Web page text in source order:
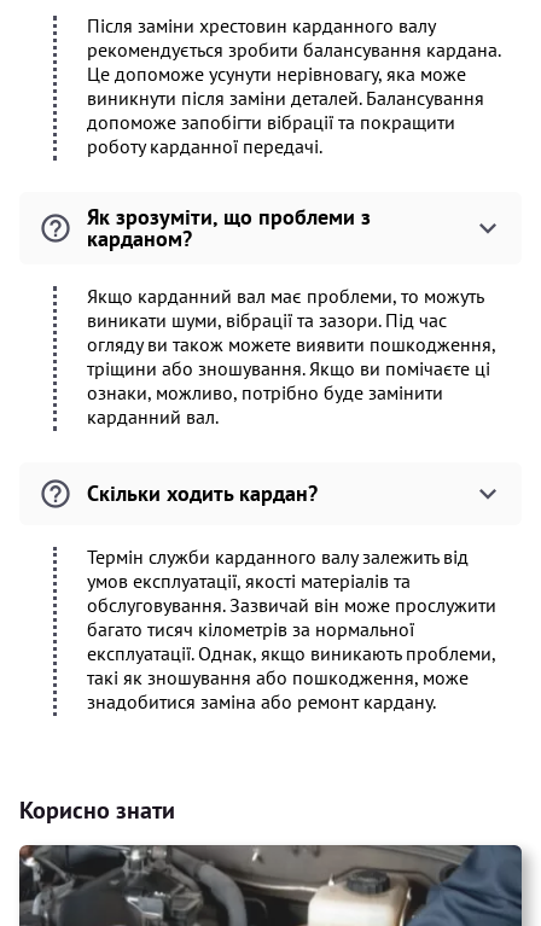
Після заміни хрестовин карданного валу
рекомендується зробити балансування кардана.
Це допоможе усунути нерівновагу, яка може
виникнути після заміни деталей. Балансування
допоможе запобігти вібрації та покращити
роботу карданної передачі.
Як зрозуміти, що проблеми з
карданом?
Якщо карданний вал має проблеми, то можуть
виникати шуми, вібрації та зазори. Під час
огляду ви також можете виявити пошкодження,
тріщини або зношування. Якщо ви помічаєте ці
ознаки, можливо, потрібно буде замінити
карданний вал.
Скільки ходить кардан?
Термін служби карданного валу залежить від
умов експлуатації, якості матеріалів та
обслуговування. Зазвичай він може прослужити
багато тисяч кілометрів за нормальної
експлуатації. Однак, якщо виникають проблеми,
такі як зношування або пошкодження, може
знадобитися заміна або ремонт кардану.
Корисно знати